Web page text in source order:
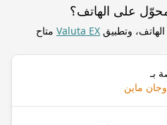
على الهاتف؟
وتطبيق Valuta EX متاح
بـ
وجان ماين